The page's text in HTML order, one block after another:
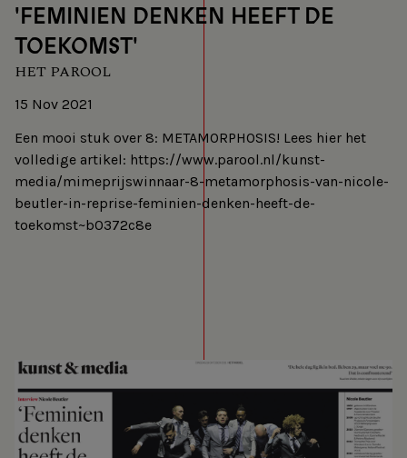
'FEMINIEN DENKEN HEEFT DE
TOEKOMST'
HET PAROOL
15 Nov 2021
Een mooi stuk over 8: METAMORPHOSIS! Lees hier het
volledige artikel: https://www.parool.nl/kunst-
media/mimeprijswinnaar-8-metamorphosis-van-nicole-
beutler-in-reprise-feminien-denken-heeft-de-
toekomst~b0372c8e